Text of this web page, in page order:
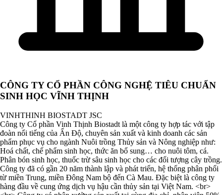
CÔNG TY CỔ PHẦN CÔNG NGHỆ TIÊU CHUẨN
SINH HỌC VĨNH THỊNH
VINHTHINH BIOSTADT JSC
Công ty Cổ phần Vinh Thịnh Biostadt là một công ty hợp tác với tập
đoàn nổi tiếng của Ấn Độ, chuyên sản xuất và kinh doanh các sản
phẩm phục vụ cho ngành Nuôi trồng Thủy sản và Nông nghiệp như:
Hoá chất, chế phẩm sinh học, thức ăn bổ sung… cho nuôi tôm, cá.
Phân bón sinh học, thuốc trừ sâu sinh học cho các đối tượng cây trồng.
Công ty đã có gần 20 năm thành lập và phát triển, hệ thống phân phối
từ miền Trung, miền Đông Nam bộ đến Cà Mau. Đặc biệt là công ty
hàng đầu về cung ứng dịch vụ hậu cần thủy sản tại Việt Nam. <br>